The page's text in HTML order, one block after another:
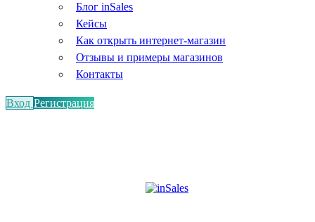
Блог inSales
Кейсы
Как открыть интернет-магазин
Отзывы и примеры магазинов
Контакты
Вход Регистрация